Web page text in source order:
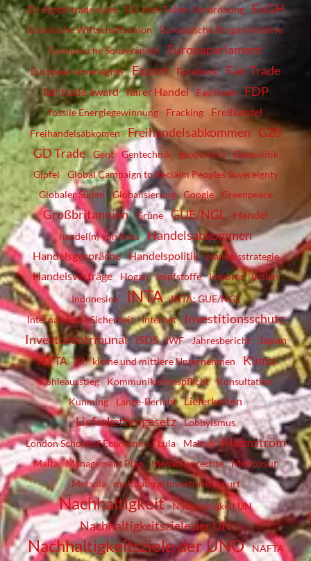
EU digital trade rules EU-Anti-Folter-Verordnung EuGH
Eurasische Wirtschaftsunion
Europäische Bürgerinitiative
Europäische Souveränität
Europaparlament
European sovereignty Export Facebook Fair Trade
fair trade award fairer Handel Fairtrade FDP
fossile Energiegewinnung Fracking Freihandel
Freihandelsabkomen Freihandelsabkommen G20
GD Trade
Gent Gentechnik geopolitics
Geopolitik
Gipfel
Global Campaign to Reclaim Peoples Sovereignty
Globaler Süden
Globalisierung Google Greenpeace
Großbritannien Grüne GUE/NGL Handel
handel(n) von links Handelsabkommen
Handelsgespräche Handelspolitik Handelsstrategie
Handelsverträge Hogan Impfstoffe Importe
Indien
Indonesien
INTA
INTA; GUE/NGL
Internationale Sicherheit
Internet
Investitionsschutz
Investorentribunal ISDS IWF Jahresbericht
Japan
JEFTA
KI kleine und mittlere Unternehmen Klima
Kohleausstieg Kommunikationspflicht
Konsultation
Kunming
Lange-Bericht Lieferketten
Lieferkettengesetz
Lobbyismus
London School of Economics
Lula Malmö Malmström
Malta Management Plan Menschenrechte Mercosur
Metsola multilateral investment court
Nachhaltigkeit Nachhaltigkeit UN
Nachhaltigkeitsziele der UN
Nachhaltigkeitsziele der UNO
NAFTA